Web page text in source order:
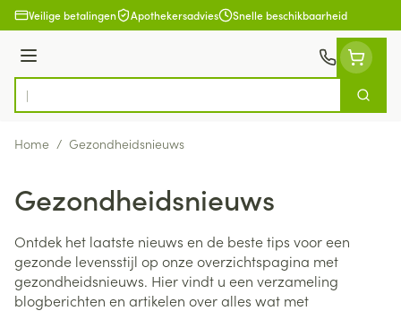
Ga naar de inhoud
Veilige betalingen Apothekersadvies Snelle beschikbaarheid
Menu
Product, merk, categorie...
Zoek
Home / Gezondheidsnieuws
Gezondheidsnieuws
Ontdek het laatste nieuws en de beste tips voor een
gezonde levensstijl op onze overzichtspagina met
gezondheidsnieuws. Hier vindt u een verzameling
blogberichten en artikelen over alles wat met